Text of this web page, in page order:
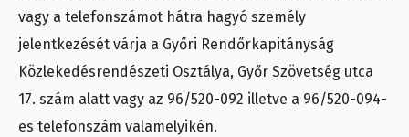
vagy a telefonszámot hátra hagyó személy
jelentkezését várja a Győri Rendőrkapitányság
Közlekedésrendészeti Osztálya, Győr Szövetség utca
17. szám alatt vagy az 96/520-092 illetve a 96/520-094-
es telefonszám valamelyikén.